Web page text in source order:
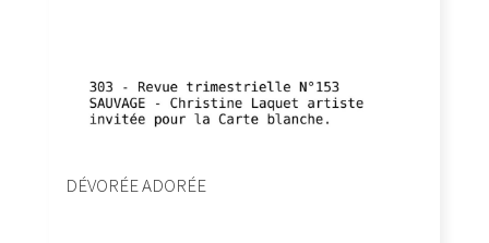
DÉVORÉE ADORÉE